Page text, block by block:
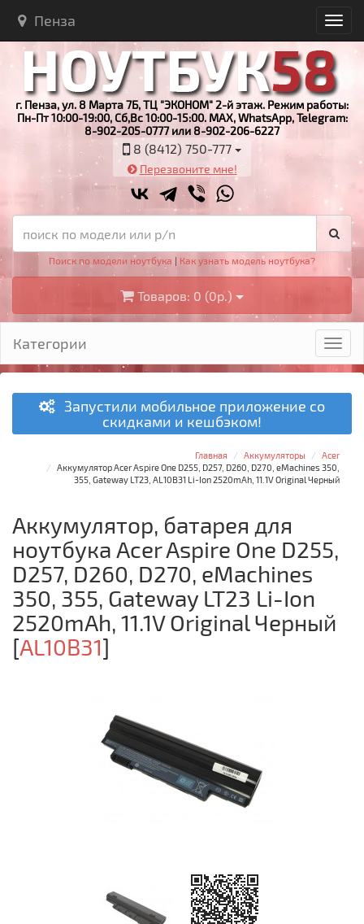
Пенза
г. Пенза, ул. 8 Марта 7Б, ТЦ "ЭКОНОМ" 2-й этаж. Режим работы:
Пн-Пт 10:00-19:00, Сб,Вс 10:00-15:00. MAX, WhatsApp, Telegram:
8-902-205-0777 или 8-902-206-6227
8 (8412) 750-777
Перезвоните мне!
Поиск по модели ноутбука | Как узнать модель ноутбука?
Товаров: 0 (0р.)
Категории
Запустили мобильное приложение со
скидками и кешбэком!
Главная Аккумуляторы
Acer
Аккумулятор Acer Aspire One D255, D257, D260, D270, eMachines 350,
355, Gateway LT23, AL10B31 Li-Ion 2520mAh, 11.1V Original Черный
Аккумулятор, батарея для
ноутбука Acer Aspire One D255,
D257, D260, D270, eMachines
350, 355, Gateway LT23 Li-Ion
2520mAh, 11.1V Original Черный
[AL10B31]